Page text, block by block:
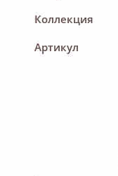
Коллекция
Артикул